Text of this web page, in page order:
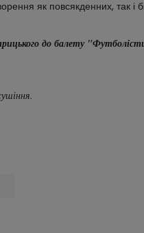
як повсякденних, так і
до балету